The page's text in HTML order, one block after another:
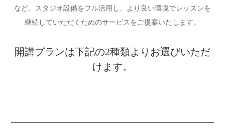
など、スタジオ設備をフル活用し、より良い環境でレッスンを
継続していただくためのサービスをご提案いたします。
開講プランは下記の2種類よりお選びいただ
けます。